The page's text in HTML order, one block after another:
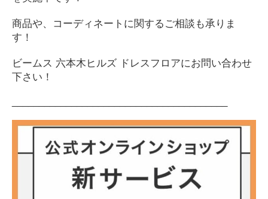
商品や、コーディネートに関するご相談も承りま
す！
ビームス 六本木ヒルズ ドレスフロアにお問い合わせ
下さい！